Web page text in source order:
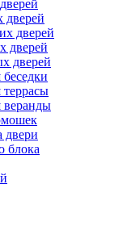
дверей
дверей
дверей
дверей
беседки
террасы
веранды
двери
блока